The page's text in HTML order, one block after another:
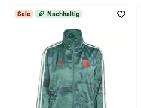
Sale Nachhaltig